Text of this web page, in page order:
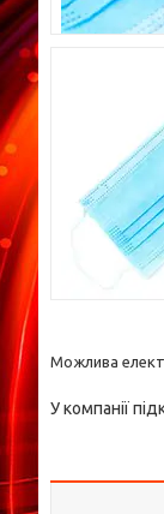
У компанії